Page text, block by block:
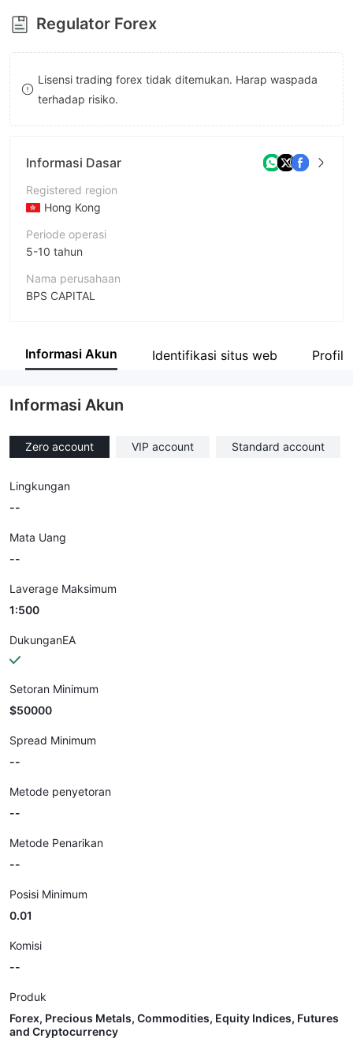
8
9
9
Regulator Forex
Lisensi trading forex tidak ditemukan. Harap waspada
terhadap risiko.
Informasi Dasar
Registered region
Hong Kong
Periode operasi
5-10 tahun
Nama perusahaan
BPS CAPITAL
Karyawan perusahaan
Informasi Akun Identifikasi situs web Profil
Informasi Akun
Zero account VIP account Standard account
Lingkungan
--
Mata Uang
--
Laverage Maksimum
1:500
DukunganEA
Setoran Minimum
$50000
Spread Minimum
--
Metode penyetoran
--
Metode Penarikan
--
Posisi Minimum
0.01
Komisi
--
Produk
Forex, Precious Metals, Commodities, Equity Indices, Futures
and Cryptocurrency